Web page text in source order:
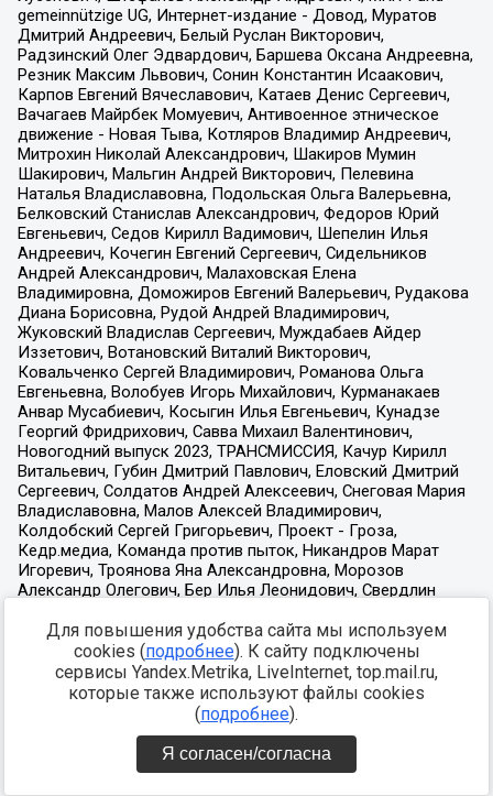
Для повышения удобства сайта мы используем
cookies (подробнее). К сайту подключены
сервисы Yandex.Metrika, LiveInternet, top.mail.ru,
которые также используют файлы cookies
(подробнее).
Я согласен/согласна